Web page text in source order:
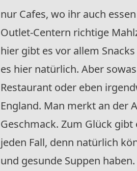
nur Cafes, wo ihr auch
Outlet-Centern richtige
hier gibt es vor allem
es hier natürlich. Aber
Restaurant oder eben
England. Man merkt an der
Geschmack. Zum Glück
jeden Fall, denn natürlich
und gesunde Suppen